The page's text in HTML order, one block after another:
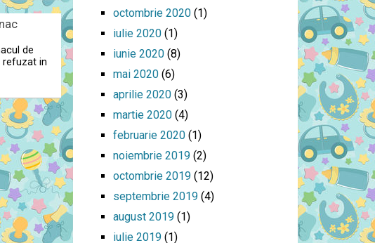
de
refuzat in
octombrie 2020 (1)
iulie 2020 (1)
iunie 2020 (8)
mai 2020 (6)
aprilie 2020 (3)
martie 2020 (4)
februarie 2020 (1)
noiembrie 2019 (2)
octombrie 2019 (12)
septembrie 2019 (4)
august 2019 (1)
iulie 2019 (1)